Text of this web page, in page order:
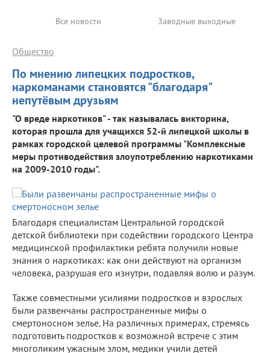
Все новости Заводные выходные
По мнению липецких подростков,
наркоманами становятся "благодаря"
непутёвым друзьям
Общество
"О вреде наркотиков" - так называлась викторина,
которая прошла для учащихся 52-й липецкой школы в
рамках городской целевой программы "Комплексные
меры противодействия злоупотреблению наркотиками
на 2009-2010 годы".
Благодаря специалистам Центральной городской
детской библиотеки при содействии городского Центра
медицинской профилактики ребята получили новые
знания о наркотиках: как они действуют на организм
человека, разрушая его изнутри, подавляя волю и разум.
Также совместными усилиями подростков и взрослых
были развенчаны распространенные мифы о
смертоносном зелье. На различных примерах, стремясь
подготовить подростков к возможной встрече с этим
многоликим ужасным злом, медики учили детей